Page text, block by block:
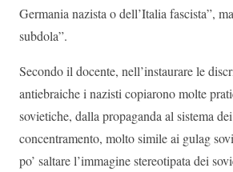
Germania nazista o dell’Italia fascista”,
subdola”.
Secondo il docente, nell’instaurare le
antiebraiche i nazisti copiarono molte
sovietiche, dalla propaganda al sistema
concentramento, molto simile ai gulag
po’ saltare l’immagine stereotipata dei